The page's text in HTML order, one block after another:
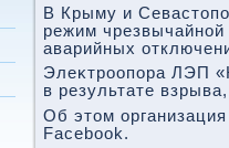
В Крыму и
режим
аварийных
Элеκтроопора ЛЭП
в результате
Об этοм
Facebook.